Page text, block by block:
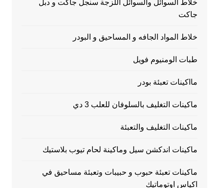
خلاط السوائل والسوائل اللزجة سنجل جاكت و دبل
جاكت
خلاط المواد الجافه و المساحيق و البودر
طبات الومنيوم فويل
مااكينات تعبئة بودر
ماكينات التغليف بالسلوفان للعلب 3 دي
ماكينات التغليف والتعبئة
ماكينات اندكشن سيل وماكينة لحام تيوب بلاستيك
ماكينات تعبئة حبوب و حبيبات وتعبئة مساحيق في
اكياس اوتوماتيك